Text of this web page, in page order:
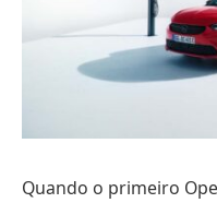
Quando o primeiro